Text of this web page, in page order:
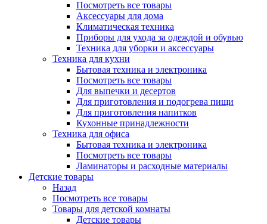
Посмотреть все товары
Аксессуары для дома
Климатическая техника
Приборы для ухода за одеждой и обувью
Техника для уборки и аксессуары
Техника для кухни
Бытовая техника и электроника
Посмотреть все товары
Для выпечки и десертов
Для приготовления и подогрева пищи
Для приготовления напитков
Кухонные принадлежности
Техника для офиса
Бытовая техника и электроника
Посмотреть все товары
Ламинаторы и расходные материалы
Детские товары
Назад
Посмотреть все товары
Товары для детской комнаты
Детские товары